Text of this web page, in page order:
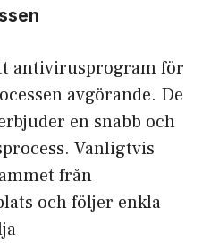
antivirusprogram för
avgörande. De
en snabb och
Vanligtvis
från
och följer enkla